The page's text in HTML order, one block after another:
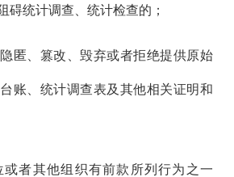
统计调查、统计检查的；
、篡改、毁弃或者拒绝提供原始
账、统计调查表及其他相关证明和
其他组织有前款所列行为之一